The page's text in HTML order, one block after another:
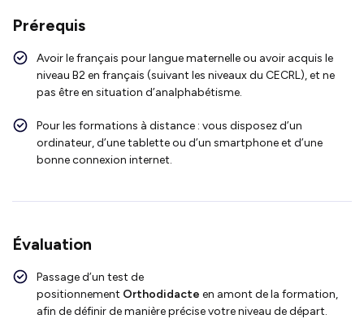
Prérequis
Avoir le français pour langue maternelle ou avoir acquis le
niveau B2 en français (suivant les niveaux du CECRL), et ne
pas être en situation d’analphabétisme.
Pour les formations à distance : vous disposez d’un
ordinateur, d’une tablette ou d’un smartphone et d’une
bonne connexion internet.
Évaluation
Passage d’un test de
positionnement Orthodidacte en amont de la formation,
afin de définir de manière précise votre niveau de départ.